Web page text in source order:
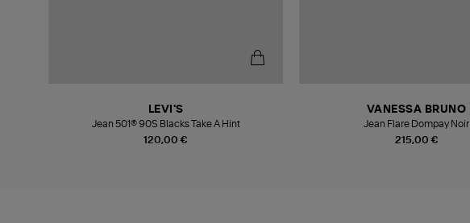
120,00 €
LEVI'S
Jean 501® 90S Blacks Take A Hint
215,00 €
VANESSA BRUNO
Jean Flare Dompay Noir